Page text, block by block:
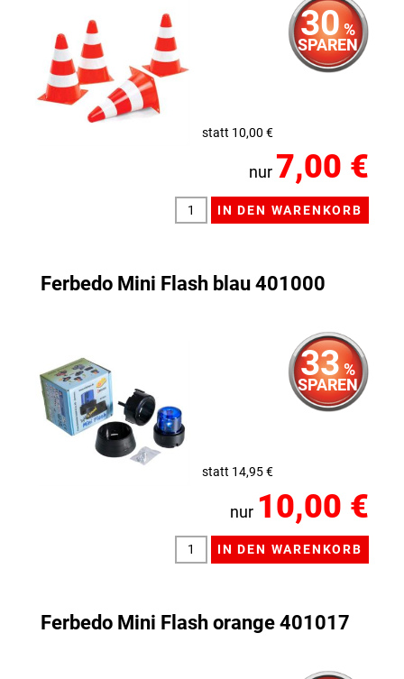
30 %
SPAREN
statt 10,00 €
nur 7,00 €
Ferbedo Mini Flash blau 401000
33 %
SPAREN
statt 14,95 €
nur 10,00 €
Ferbedo Mini Flash orange 401017